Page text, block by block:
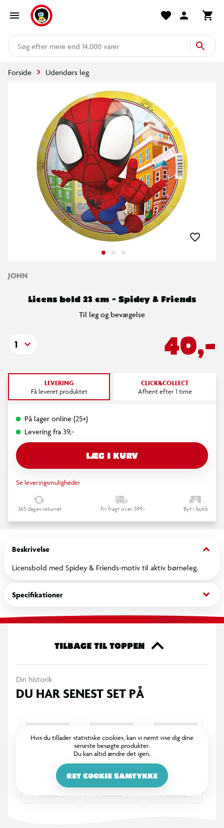
mere end 14.000 varer
Forside Udendørs leg
JOHN
Licens bold 23 cm - Spidey & Friends
Til leg og bevægelse
40,-
1
LEVERING
Få leveret produktet
CLICK&COLLECT
Afhent efter 1 time
På lager online (25+)
Levering fra 39,-
LÆG I KURV
Se leveringsmuligheder
365 dages returret Fri fragt over 599,- Byt i butik
Beskrivelse keyboard_arrow_down
Licensbold med Spidey & Friends-motiv til aktiv børneleg.
Specifikationer keyboard_arrow_down
TILBAGE TIL TOPPEN
Din historik
DU HAR SENEST SET PÅ
Hvis du tillader statistiske cookies, kan vi nemt vise dig dine
seneste besøgte produkter.
Du kan altid ændre det igen.
RET COOKIE SAMTYKKE